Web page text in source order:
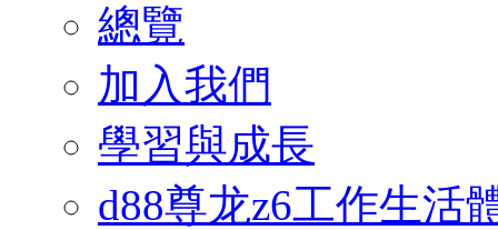
總覽
加入我們
學習與成長
d88尊龙z6工作生活